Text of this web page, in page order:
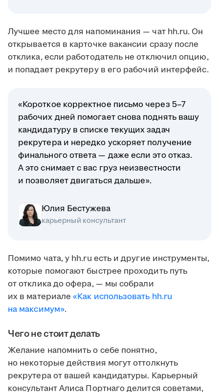
Лучшее место для напоминания — чат hh.ru. Он
открывается в карточке вакансии сразу после
отклика, если работодатель не отключил опцию,
и попадает рекрутеру в его рабочий интерфейс.
«Короткое корректное письмо через 5–7
рабочих дней помогает снова поднять вашу
кандидатуру в списке текущих задач
рекрутера и нередко ускоряет получение
финального ответа — даже если это отказ.
А это снимает с вас груз неизвестности
и позволяет двигаться дальше».
Юлия Бестужева
карьерный консультант
Помимо чата, у hh.ru есть и другие инструменты,
которые помогают быстрее проходить путь
от отклика до офера, — мы собрали
их в материале«Как использовать hh.ru
на максимум».
Чего не стоит делать
Желание напомнить о себе понятно,
но некоторые действия могут оттолкнуть
рекрутера от вашей кандидатуры. Карьерный
консультант Алиса Портнаго делится советами,